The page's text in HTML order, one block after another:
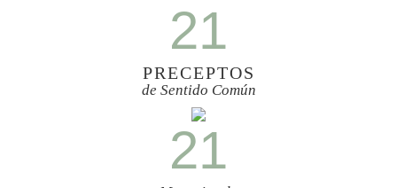
21
PRECEPTOS
de Sentido Común
21